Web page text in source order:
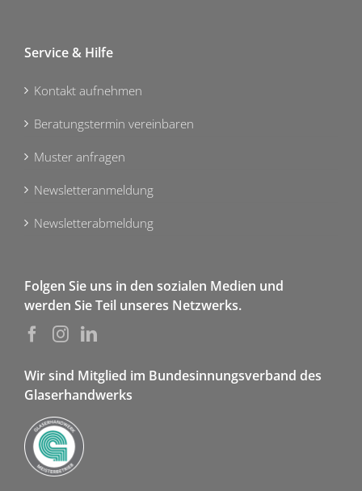
Service & Hilfe
Kontakt aufnehmen
Beratungstermin vereinbaren
Muster anfragen
Newsletteranmeldung
Newsletterabmeldung
Folgen Sie uns in den sozialen Medien und
werden Sie Teil unseres Netzwerks.
Wir sind Mitglied im Bundesinnungsverband des
Glaserhandwerks